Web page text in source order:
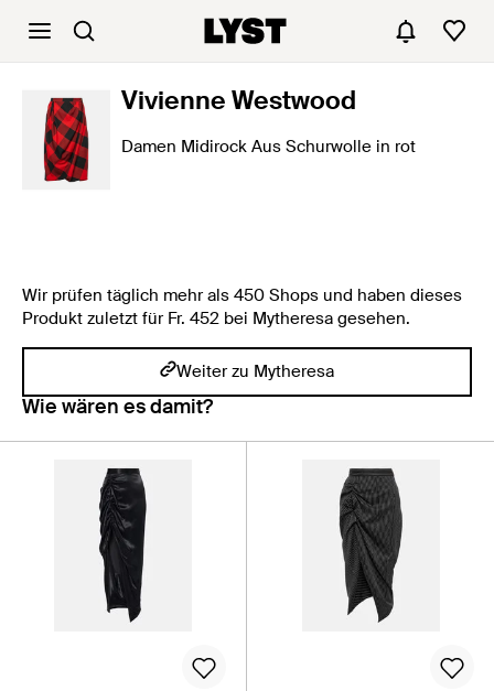
Vivienne Westwood
Damen Midirock Aus Schurwolle in rot
Wir prüfen täglich mehr als 450 Shops und haben dieses
Produkt zuletzt für Fr. 452 bei Mytheresa gesehen.
Weiter zu Mytheresa
Wie wären es damit?